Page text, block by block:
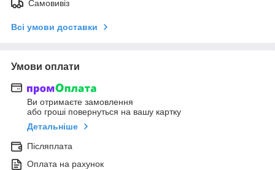
Самовивіз
Всі умови доставки
Умови оплати
Ви отримаєте замовлення
або гроші повернуться на вашу картку
Детальніше
Післяплата
Оплата на рахунок